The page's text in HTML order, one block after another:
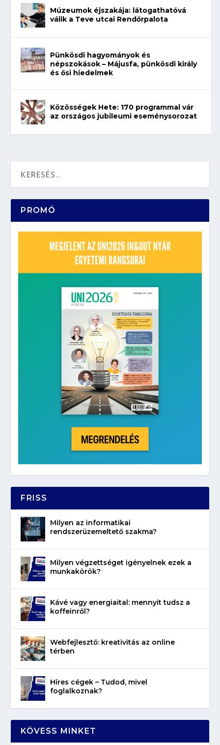
Múzeumok éjszakája: látogathatóvá
válik a Teve utcai Rendőrpalota
Pünkösdi hagyományok és
népszokások – Májusfa, pünkösdi király
és ősi hiedelmek
Közösségek Hete: 170 programmal vár
az országos jubileumi eseménysorozat
PROMÓ
FRISS
Milyen az informatikai
rendszerüzemeltető szakma?
Milyen végzettséget igényelnek ezek a
munkakörök?
Kávé vagy energiaital: mennyit tudsz a
koffeinről?
Webfejlesztő: kreativitás az online
térben
Híres cégek – Tudod, mivel
foglalkoznak?
KÖVESS MINKET